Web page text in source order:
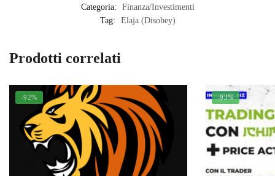
Categoria:
Finanza/Investimenti
Tag:
Elaja (Disobey)
Prodotti correlati
-92% -93%